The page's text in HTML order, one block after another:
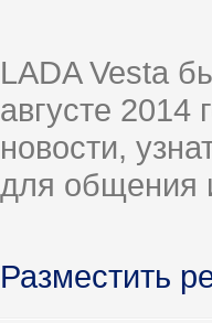
LADA Vesta
августе
новости,
для общения
Разместить